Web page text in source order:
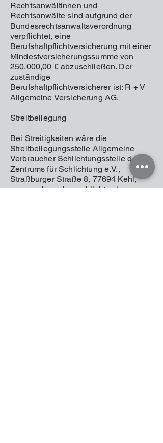
Rechtsanwältinnen und
Rechtsanwälte sind aufgrund der
Bundesrechtsanwaltsverordnung
verpflichtet, eine
Berufshaftpflichtversicherung mit einer
Mindestversicherungssumme von
250.000,00 € abzuschließen. Der
zuständige
Berufshaftpflichtversicherer ist: R + V
Allgemeine Versicherung AG.
Streitbeilegung
Bei Streitigkeiten wäre die
Streitbeilegungsstelle Allgemeine
Verbraucher Schlichtungsstelle des
Zentrums für Schlichtung e.V.,
Straßburger Straße 8, 77694 Kehl,
www.verbraucher-schlichter.de,